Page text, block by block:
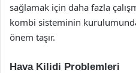
sağlamak için daha fazla
kombi sisteminin
önem taşır.
Hava Kilidi Problemleri